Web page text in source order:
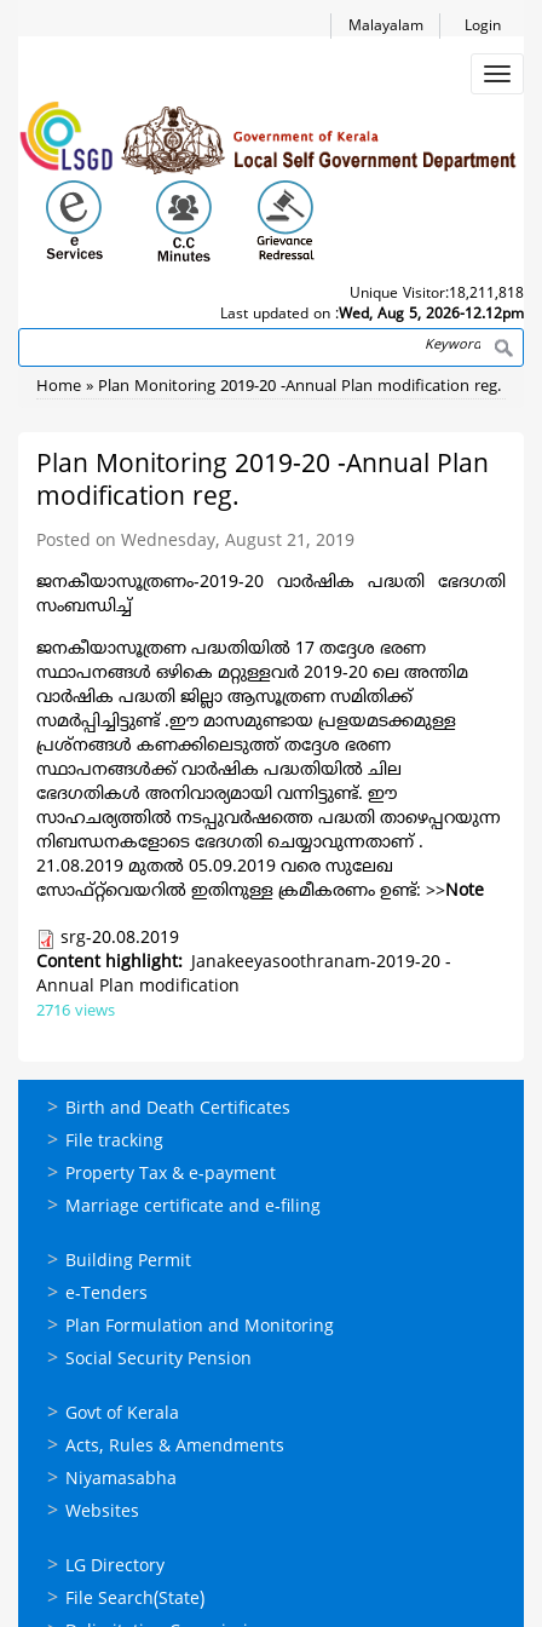
Login
Malayalam
Unique Visitor:18,211,818
Last updated on :Wed, Aug 5, 2026-12.12pm
Search
Breadcrumb
Home Plan Monitoring 2019-20 -Annual Plan modification reg.
Plan Monitoring 2019-20 -Annual Plan
modification reg.
Posted on Wednesday, August 21, 2019
ജനകീയാസൂത്രണം-2019-20 വാര്‍ഷിക പദ്ധതി ഭേദഗതി
സംബന്ധിച്ച്
ജനകീയാസൂത്രണ പദ്ധതിയില്‍ 17 തദ്ദേശ ഭരണ
സ്ഥാപനങ്ങള്‍ ഒഴികെ മറ്റുള്ളവര്‍ 2019-20 ലെ അന്തിമ
വാര്‍ഷിക പദ്ധതി ജില്ലാ ആസൂത്രണ സമിതിക്ക്
സമര്‍പ്പിച്ചിട്ടുണ്ട് .ഈ മാസമുണ്ടായ പ്രളയമടക്കമുള്ള
പ്രശ്നങ്ങള്‍ കണക്കിലെടുത്ത് തദ്ദേശ ഭരണ
സ്ഥാപനങ്ങള്‍ക്ക് വാര്‍ഷിക പദ്ധതിയില്‍ ചില
ഭേദഗതികള്‍ അനിവാര്യമായി വന്നിട്ടുണ്ട്. ഈ
സാഹചര്യത്തില്‍ നടപ്പുവര്‍ഷത്തെ പദ്ധതി താഴെപ്പറയുന്ന
നിബന്ധനകളോടെ ഭേദഗതി ചെയ്യാവുന്നതാണ് .
21.08.2019 മുതല്‍ 05.09.2019 വരെ സുലേഖ
സോഫ്റ്റ്‌വെയറില്‍ ഇതിനുള്ള ക്രമീകരണം ഉണ്ട്: >>Note
srg-20.08.2019
Content highlight
Janakeeyasoothranam-2019-20 -
Annual Plan modification
2716 views
ഓണ്‍ലൈന്‍
സേവനങ്ങള്‍
Birth and Death Certificates
File tracking
Property Tax & e-payment
Marriage certificate and e-filing
ഓണ്‍ലൈന്‍
സേവനങ്ങള്‍
Building Permit
e-Tenders
Plan Formulation and Monitoring
Social Security Pension
ഉപയോഗപ്രദമായ
കണ്ണികള്‍
Govt of Kerala
Acts, Rules & Amendments
Niyamasabha
Websites
ഉപയോഗപ്രദമായ
കണ്ണികള്‍
LG Directory
File Search(State)